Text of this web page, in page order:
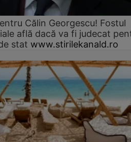
Călin Georgescu! Fostul
află dacă va fi judecat
stat www.stirilekanald.ro